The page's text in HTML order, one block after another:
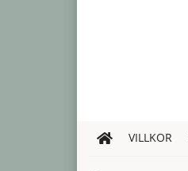
VILLKOR